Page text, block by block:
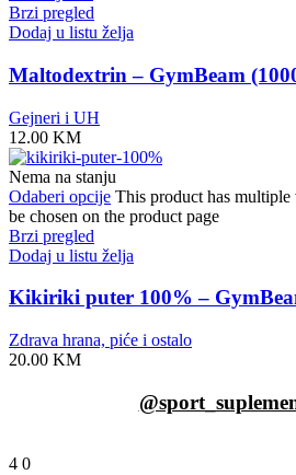
Brzi pregled
Dodaj u listu želja
Maltodextrin – GymBeam
Gejneri i UH
12.00 KM
Nema na stanju
Odaberi opcije This product has
be chosen on the product page
Brzi pregled
Dodaj u listu želja
Kikiriki puter 100% –
Zdrava hrana, piće i ostalo
20.00 KM
4 0